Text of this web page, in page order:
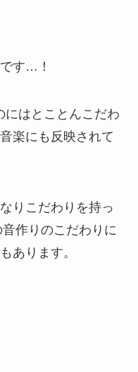
す…！
にはとことんこだわ
楽にも反映されて
りこだわりを持っ
作りのこだわりに
あります。